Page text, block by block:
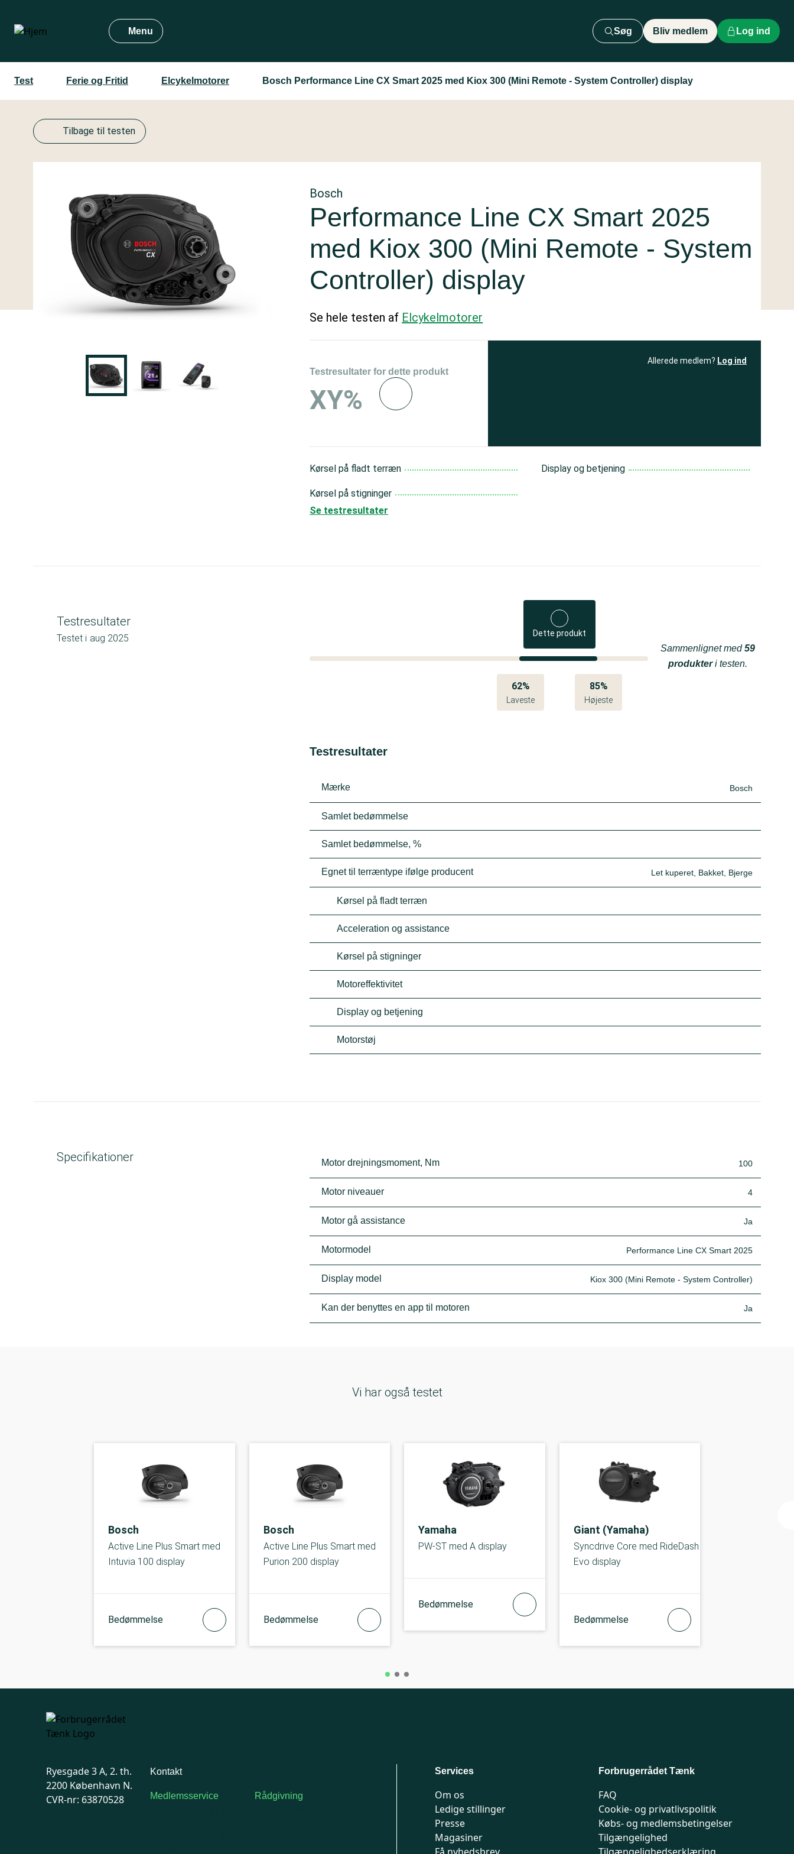
hovedindhold
Menu Søg Bliv medlem Log ind
Test Ferie og Fritid Elcykelmotorer Bosch Performance Line CX Smart 2025 med Kiox 300 (Mini Remote - System Controller) display
Tilbage til testen
Bosch
Performance Line CX Smart 2025
med Kiox 300 (Mini Remote - System
Controller) display
Se hele testen af Elcykelmotorer
Testresultater for dette produkt
XY%
Allerede medlem? Log ind
Kørsel på fladt terræn
Kørsel på stigninger
Display og betjening
Se testresultater
Testresultater
Testet i aug 2025 Dette produkt
62%
Laveste
85%
Højeste
Sammenlignet med59
produkteri testen.
Testresultater
Mærke Bosch
Samlet bedømmelse
Samlet bedømmelse, %
Egnet til terræntype ifølge producent Let kuperet, Bakket, Bjerge
Kørsel på fladt terræn
Acceleration og assistance
Kørsel på stigninger
Motoreffektivitet
Display og betjening
Motorstøj
Specifikationer Motor drejningsmoment, Nm 100
Motor niveauer 4
Motor gå assistance Ja
Motormodel Performance Line CX Smart 2025
Display model Kiox 300 (Mini Remote - System Controller)
Kan der benyttes en app til motoren Ja
Vi har også testet
Bosch
Active Line Plus Smart med
Intuvia 100 display
Bedømmelse
Bosch
Active Line Plus Smart med
Purion 200 display
Bedømmelse
Yamaha
PW-ST med A display
Bedømmelse
Giant (Yamaha)
Syncdrive Core med RideDash
Evo display
Bedømmelse
Ryesgade 3 A, 2. th.
2200 København N.
CVR-nr: 63870528
Kontakt
Medlemsservice Rådgivning
Services
Om os
Ledige stillinger
Presse
Magasiner
Forbrugerrådet Tænk
FAQ
Cookie- og privatlivspolitik
Købs- og medlemsbetingelser
Tilgængelighed